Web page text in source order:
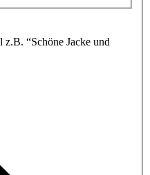
“Schöne Jacke und